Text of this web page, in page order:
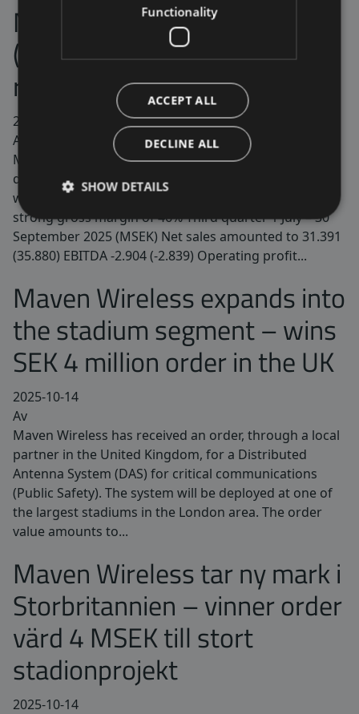
Maven Wireless Sweden AB
(publ) publishes interim
report July-September 2025
2025-10-17
Av
Maven Wireless publish interim report for third
quarter 2025. The interim report is also available at
www.mavenwireless.com Challenging quarter with
strong gross margin of 46% Third quarter 1 July – 30
September 2025 (MSEK) Net sales amounted to 31.391
(35.880) EBITDA -2.904 (-2.839) Operating profit...
Maven Wireless expands into
the stadium segment – wins
SEK 4 million order in the UK
2025-10-14
Av
Maven Wireless has received an order, through a local
partner in the United Kingdom, for a Distributed
Antenna System (DAS) for critical communications
(Public Safety). The system will be deployed at one of
the largest stadiums in the London area. The order
value amounts to...
Maven Wireless tar ny mark i
Storbritannien – vinner order
värd 4 MSEK till stort
stadionprojekt
2025-10-14
Functionality
ACCEPT ALL
DECLINE ALL
SHOW DETAILS